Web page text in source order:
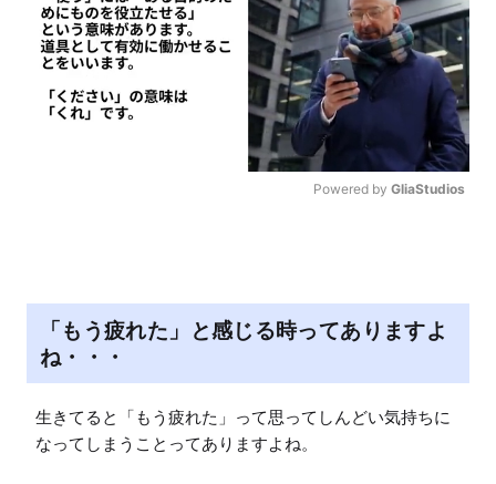
Powered by GliaStudios
「もう疲れた」と感じる時ってありますよ
ね・・・
生きてると「もう疲れた」って思ってしんどい気持ちに
なってしまうことってありますよね。